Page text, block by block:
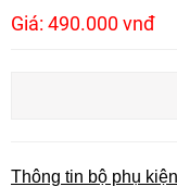
Giá: 490.000 vnđ
Thông tin bộ phụ